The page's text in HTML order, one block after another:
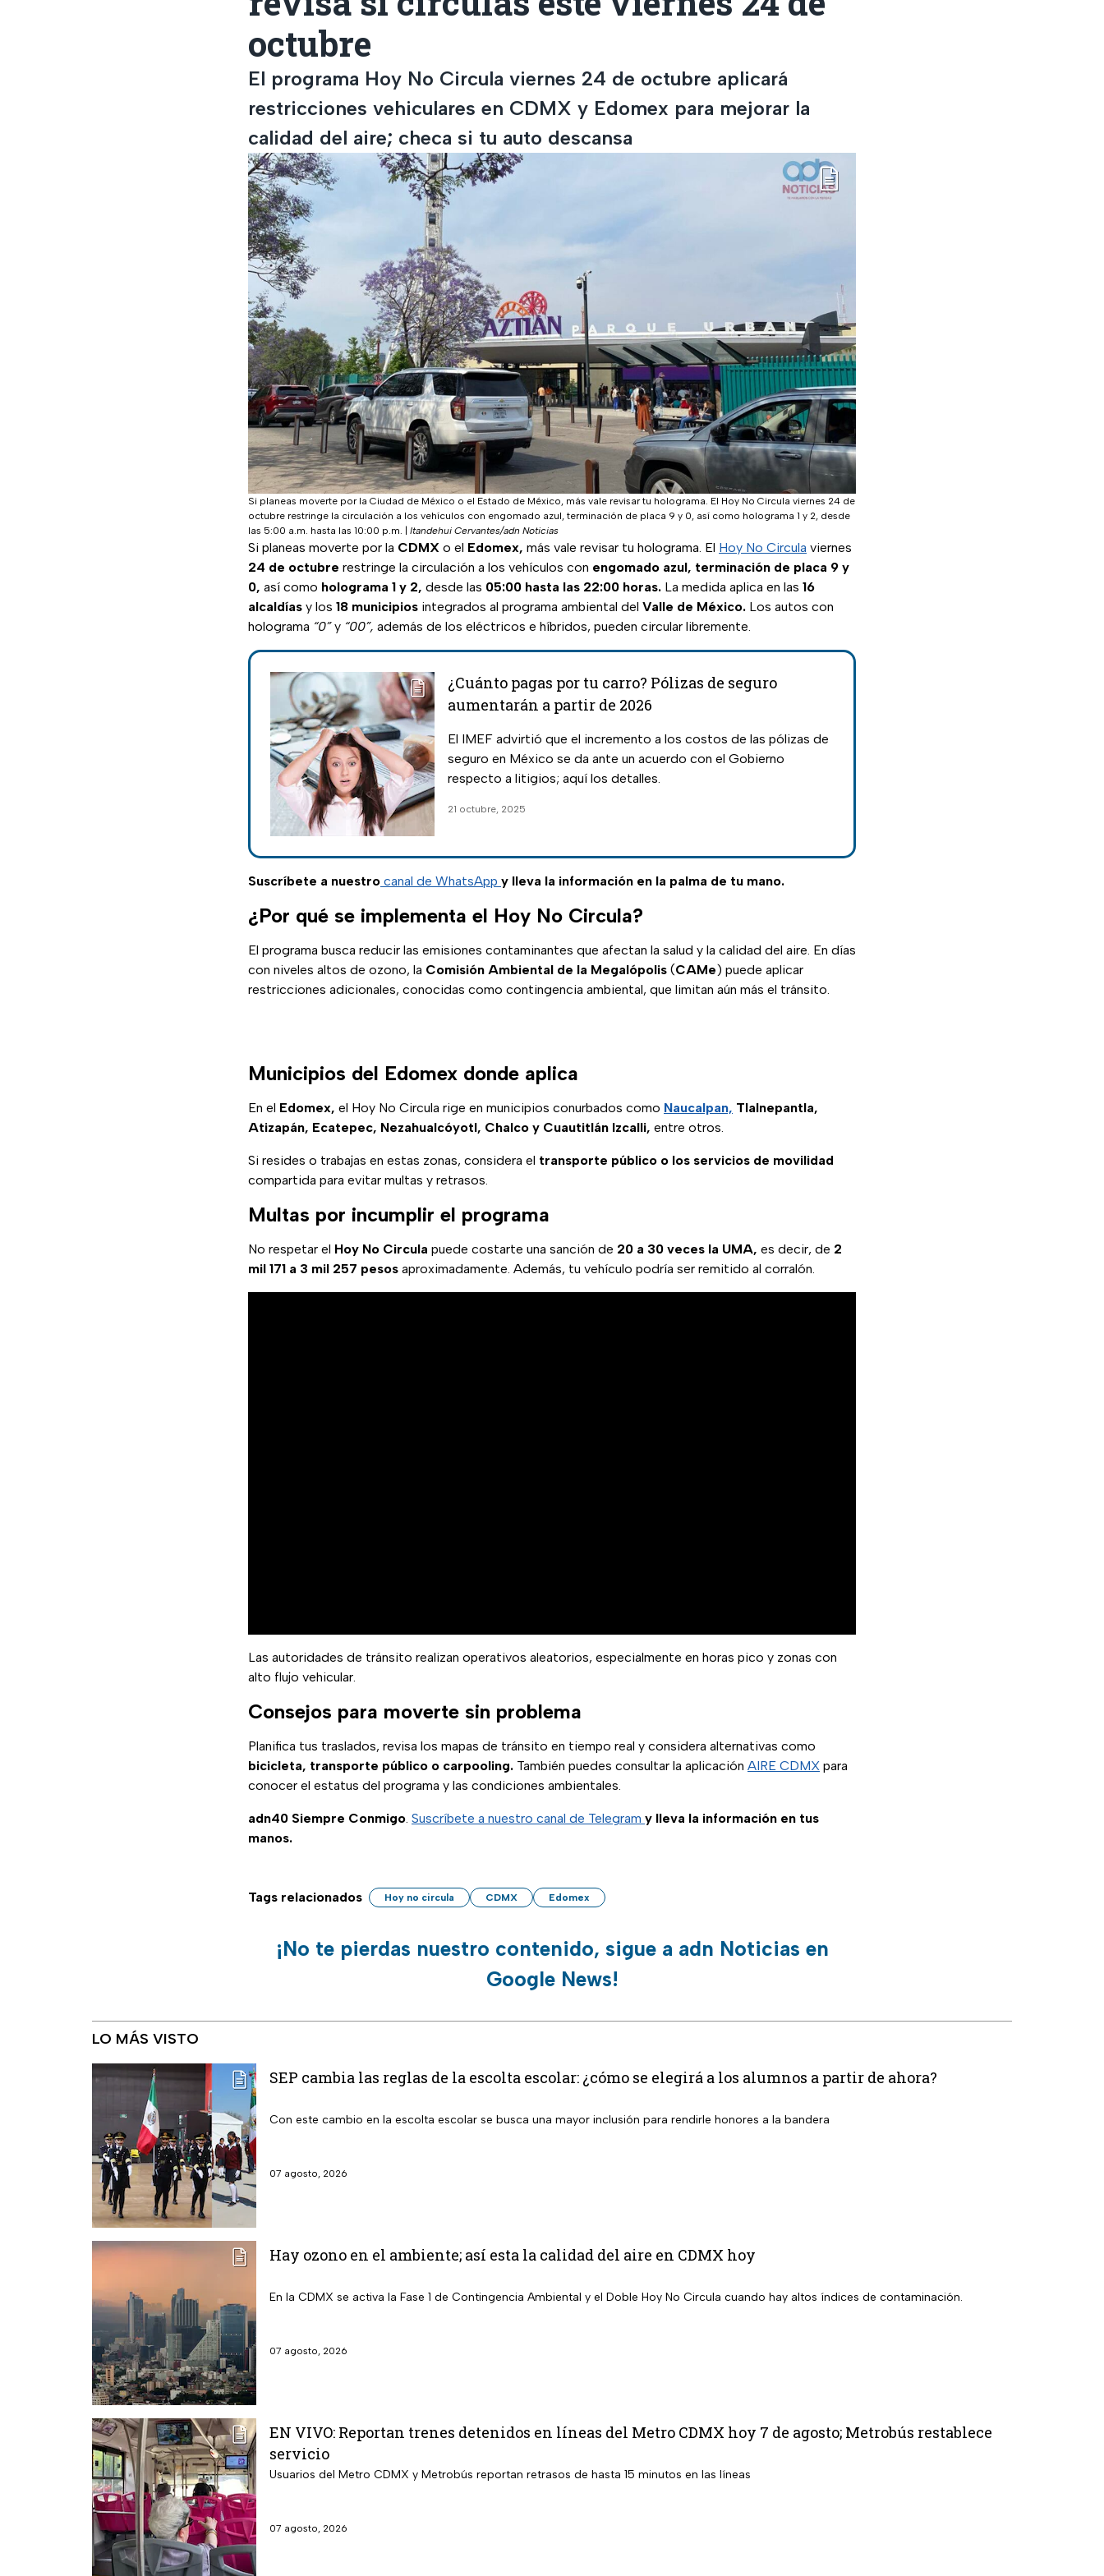
octubre
El programa Hoy No Circula viernes 24 de octubre aplicará
restricciones vehiculares en CDMX y Edomex para mejorar la
calidad del aire; checa si tu auto descansa
Si planeas moverte por la Ciudad de México o el Estado de México, más vale revisar tu holograma. El Hoy No Circula viernes 24 de
octubre restringe la circulación a los vehículos con engomado azul, terminación de placa 9 y 0, así como holograma 1 y 2, desde
las 5:00 a.m. hasta las 10:00 p.m.
Itandehui Cervantes/adn Noticias
Si planeas moverte por la CDMX o el Edomex, más vale revisar tu holograma. El Hoy No Circula viernes
24 de octubre restringe la circulación a los vehículos con engomado azul, terminación de placa 9 y
0, así como holograma 1 y 2, desde las 05:00 hasta las 22:00 horas. La medida aplica en las 16
alcaldías y los 18 municipios integrados al programa ambiental del Valle de México. Los autos con
holograma “0”y “00”, además de los eléctricos e híbridos, pueden circular libremente.
¿Cuánto pagas por tu carro? Pólizas de seguro
aumentarán a partir de 2026
El IMEF advirtió que el incremento a los costos de las pólizas de
seguro en México se da ante un acuerdo con el Gobierno
respecto a litigios; aquí los detalles.
21 octubre, 2025
Suscríbete a nuestro canal de WhatsApp y lleva la información en la palma de tu mano.
¿Por qué se implementa el Hoy No Circula?
El programa busca reducir las emisiones contaminantes que afectan la salud y la calidad del aire. En días
con niveles altos de ozono, la Comisión Ambiental de la Megalópolis (CAMe) puede aplicar
restricciones adicionales, conocidas como contingencia ambiental, que limitan aún más el tránsito.
Municipios del Edomex donde aplica
En el Edomex, el Hoy No Circula rige en municipios conurbados como Naucalpan, Tlalnepantla,
Atizapán, Ecatepec, Nezahualcóyotl, Chalco y Cuautitlán Izcalli, entre otros.
Si resides o trabajas en estas zonas, considera el transporte público o los servicios de movilidad
compartida para evitar multas y retrasos.
Multas por incumplir el programa
No respetar el Hoy No Circula puede costarte una sanción de 20 a 30 veces la UMA, es decir, de 2
mil 171 a 3 mil 257 pesos aproximadamente. Además, tu vehículo podría ser remitido al corralón.
Las autoridades de tránsito realizan operativos aleatorios, especialmente en horas pico y zonas con
alto flujo vehicular.
Consejos para moverte sin problema
Planifica tus traslados, revisa los mapas de tránsito en tiempo real y considera alternativas como
bicicleta, transporte público o carpooling. También puedes consultar la aplicación AIRE CDMX para
conocer el estatus del programa y las condiciones ambientales.
adn40 Siempre Conmigo Suscríbete a nuestro canal de Telegram y lleva la información en tus
manos.
Tags relacionados Hoy no circula CDMX Edomex
¡No te pierdas nuestro contenido, sigue a adn Noticias en
Google News!
LO MÁS VISTO
SEP cambia las reglas de la escolta escolar: ¿cómo se elegirá a los alumnos a partir de ahora?
Con este cambio en la escolta escolar se busca una mayor inclusión para rendirle honores a la bandera
07 agosto, 2026
Hay ozono en el ambiente; así esta la calidad del aire en CDMX hoy
En la CDMX se activa la Fase 1 de Contingencia Ambiental y el Doble Hoy No Circula cuando hay altos índices de contaminación.
07 agosto, 2026
EN VIVO: Reportan trenes detenidos en líneas del Metro CDMX hoy 7 de agosto; Metrobús restablece
servicio
Usuarios del Metro CDMX y Metrobús reportan retrasos de hasta 15 minutos en las líneas
07 agosto, 2026